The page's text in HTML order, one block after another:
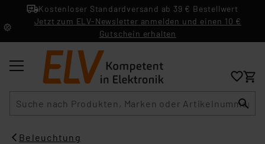
Kostenloser Standardversand ab 39 € Bestellwert
Jetzt zum ELV-Newsletter anmelden und einen 10 €
Gutschein erhalten
Beleuchtung